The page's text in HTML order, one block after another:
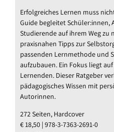
Erfolgreiches Lernen muss
Guide begleitet Schüler:innen,
Studierende auf ihrem Weg
praxisnahen Tipps zur
passenden Lernmethode und
aufzubauen. Ein Fokus liegt
Lernenden. Dieser Ratgeber
pädagogisches Wissen mit
Autorinnen.
272 Seiten, Hardcover
€ 18,50 | 978-3-7363-2691-0